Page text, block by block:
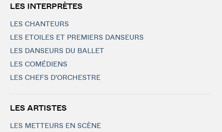
LES INTERPRÈTES
LES CHANTEURS
LES ETOILES ET PREMIERS DANSEURS
LES DANSEURS DU BALLET
LES COMÉDIENS
LES CHEFS D'ORCHESTRE
LES ARTISTES
LES METTEURS EN SCÈNE